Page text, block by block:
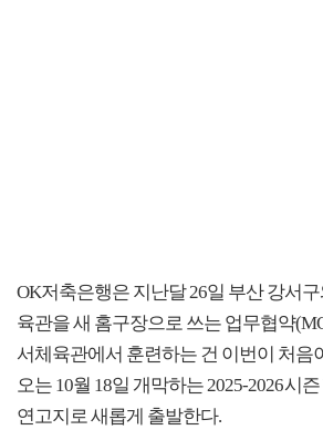
OK저축은행은 지난달 26일 부산 강서
육관을 새 홈구장으로 쓰는 업무협약
서체육관에서 훈련하는 건 이번이 처음
오는 10월 18일 개막하는 2025-2026시
연고지로 새롭게 출발한다.